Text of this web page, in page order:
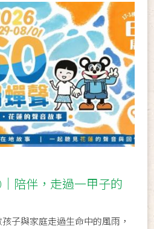
陪伴，走過一甲子的
子與家庭走過生命中的風雨，